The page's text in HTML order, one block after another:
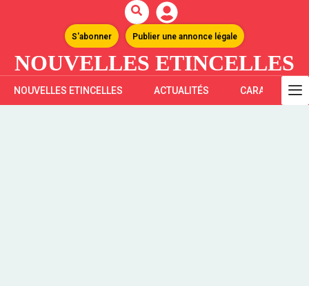
S'abonner Publier une annonce légale
NOUVELLES ETINCELLES
NOUVELLES ETINCELLES ACTUALITÉS CARAÏBES